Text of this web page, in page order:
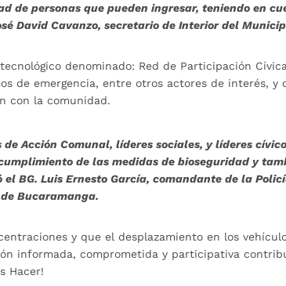
de personas que pueden ingresar, teniendo en
David Cavanzo, secretario de Interior del
denominado: Red de Participación
de emergencia, entre otros actores de interés, y
con la comunidad.
Acción Comunal, líderes sociales, y líderes
de las medidas de bioseguridad y
BG. Luis Ernesto García, comandante de la
Bucaramanga.
y que el desplazamiento en los
informada, comprometida y participativa
Hacer!